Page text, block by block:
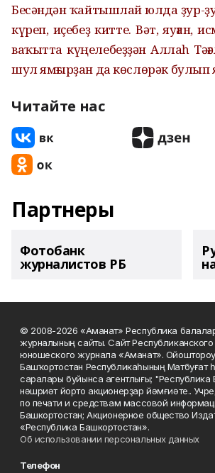
Бесәндән ҡайтышлай юлда ҙур-
күреп, иҫебеҙ китте. Вәт, яуған,
ваҡытта күңелебеҙҙән Аллаһ
шул ямғырҙан да көслөрәк булып
Читайте нас
Партнеры
Фотобанк
журналистов РБ
© 2008-2026 «Аманат» Республика
журналының сайты. Сайт
юношеского журнала «Аманат».
Башҡортостан Республикаһының Матбуғат
саралары буйынса агентлығы; "Республика
нәшриәт йорто акционерҙар йәмғиәте..
по печати и средствам массовой
Башкортостан; Акционерное общество
«Республика Башкортостан».
Об использовании персональных данных
Телефон